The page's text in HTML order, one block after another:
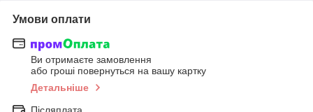
Умови оплати
Ви отримаєте замовлення
або гроші повернуться на вашу картку
Детальніше